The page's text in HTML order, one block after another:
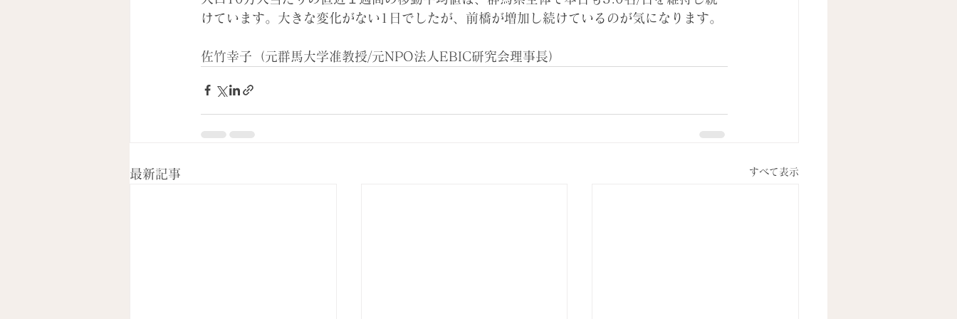
けています。大きな変化がない1日でしたが、前橋が増加し続けているのが気になります。
佐竹幸子（元群馬大学准教授/元NPO法人EBIC研究会理事長）
最新記事 すべて表示